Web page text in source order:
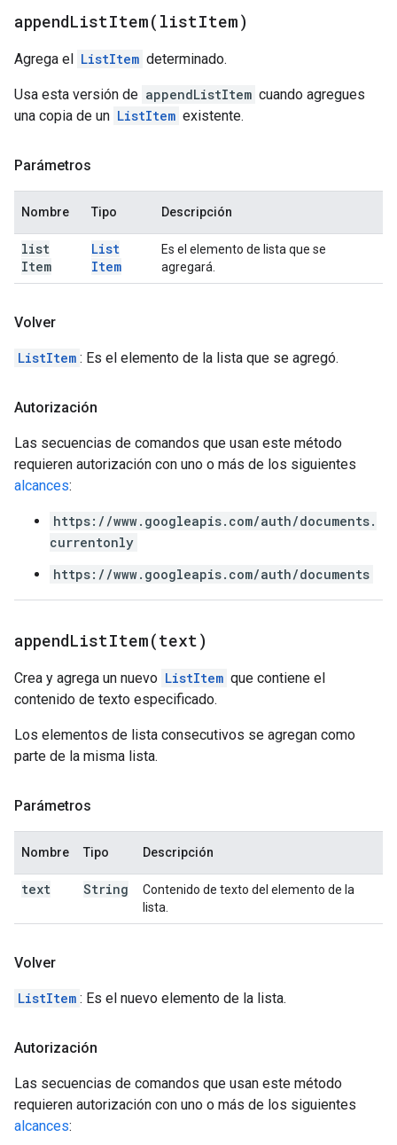
appendListItem( listItem)
Agrega el ListItem determinado.
Usa esta versión de appendListItem cuando agregues
una copia de un ListItem existente.
Parámetros
Nombre Tipo Descripción
list
Item
List
Item
Es el elemento de lista que se
agregará.
Volver
ListItem : Es el elemento de la lista que se agregó.
Autorización
Las secuencias de comandos que usan este método
requieren autorización con uno o más de los siguientes
alcances:
https://www.googleapis.com/auth/documents.
currentonly
https://www.googleapis.com/auth/documents
appendListItem(text)
Crea y agrega un nuevo ListItem que contiene el
contenido de texto especificado.
Los elementos de lista consecutivos se agregan como
parte de la misma lista.
Parámetros
Nombre Tipo Descripción
text String
Contenido de texto del elemento de la
lista.
Volver
ListItem : Es el nuevo elemento de la lista.
Autorización
Las secuencias de comandos que usan este método
requieren autorización con uno o más de los siguientes
alcances: